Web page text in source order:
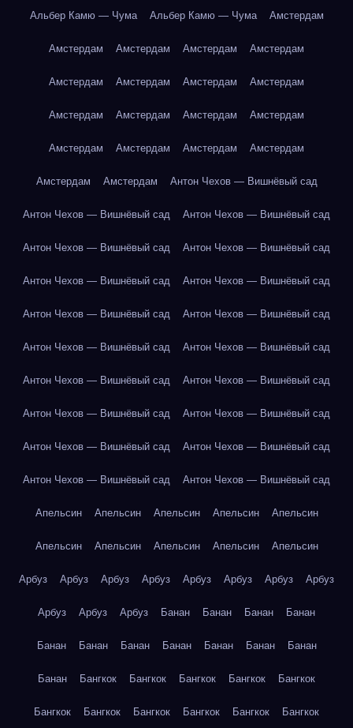
Альбер Камю — Чума Альбер Камю — Чума Амстердам
Амстердам Амстердам Амстердам Амстердам
Амстердам Амстердам Амстердам Амстердам
Амстердам Амстердам Амстердам Амстердам
Амстердам Амстердам Амстердам Амстердам
Амстердам Амстердам Антон Чехов — Вишнёвый сад
Антон Чехов — Вишнёвый сад Антон Чехов — Вишнёвый сад
Антон Чехов — Вишнёвый сад Антон Чехов — Вишнёвый сад
Антон Чехов — Вишнёвый сад Антон Чехов — Вишнёвый сад
Антон Чехов — Вишнёвый сад Антон Чехов — Вишнёвый сад
Антон Чехов — Вишнёвый сад Антон Чехов — Вишнёвый сад
Антон Чехов — Вишнёвый сад Антон Чехов — Вишнёвый сад
Антон Чехов — Вишнёвый сад Антон Чехов — Вишнёвый сад
Антон Чехов — Вишнёвый сад Антон Чехов — Вишнёвый сад
Антон Чехов — Вишнёвый сад Антон Чехов — Вишнёвый сад
Апельсин Апельсин Апельсин Апельсин Апельсин
Апельсин Апельсин Апельсин Апельсин Апельсин
Арбуз Арбуз Арбуз Арбуз Арбуз Арбуз Арбуз Арбуз
Арбуз Арбуз Арбуз Банан Банан Банан Банан
Банан Банан Банан Банан Банан Банан Банан
Банан Бангкок Бангкок Бангкок Бангкок Бангкок
Бангкок Бангкок Бангкок Бангкок Бангкок Бангкок